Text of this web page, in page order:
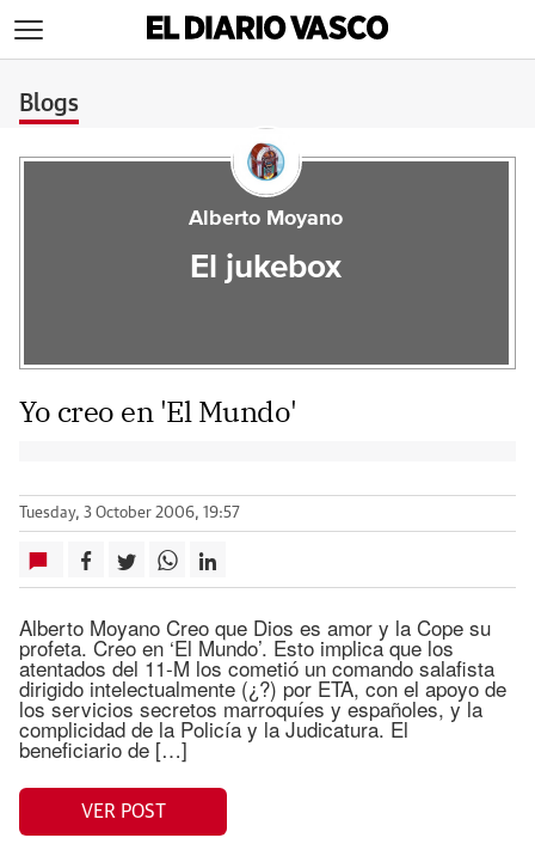
Blogs
Alberto Moyano
El jukebox
Yo creo en 'El Mundo'
Tuesday, 3 October 2006, 19:57
Alberto Moyano Creo que Dios es amor y la Cope su
profeta. Creo en ‘El Mundo’. Esto implica que los
atentados del 11-M los cometió un comando salafista
dirigido intelectualmente (¿?) por ETA, con el apoyo de
los servicios secretos marroquíes y españoles, y la
complicidad de la Policía y la Judicatura. El
beneficiario de […]
VER POST